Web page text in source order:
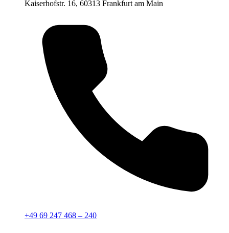
Kaiserhofstr. 16, 60313 Frankfurt am Main
+49 69 247 468 – 240